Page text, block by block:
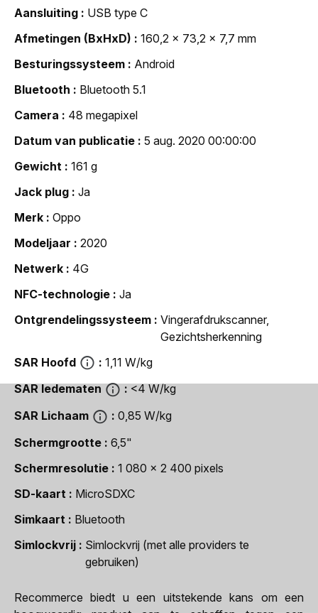
Aansluiting
USB type C
Afmetingen (BxHxD)
160,2 x 73,2 x 7,7 mm
Besturingssysteem
Android
Bluetooth
Bluetooth 5.1
Camera
48 megapixel
Datum van publicatie
5 aug. 2020 00:00:00
Gewicht
161 g
Jack plug
Ja
Merk
Oppo
Modeljaar
2020
Netwerk
4G
NFC-technologie
Ja
Ontgrendelingssysteem
Vingerafdrukscanner,
Gezichtsherkenning
SAR Hoofd
1,11 W/kg
SAR ledematen
<4 W/kg
SAR Lichaam
0,85 W/kg
Schermgrootte
6,5"
Schermresolutie
1 080 x 2 400 pixels
SD-kaart
MicroSDXC
Simkaart
Bluetooth
Simlockvrij
Simlockvrij (met alle providers te
gebruiken)
Recommerce biedt u een uitstekende kans om een